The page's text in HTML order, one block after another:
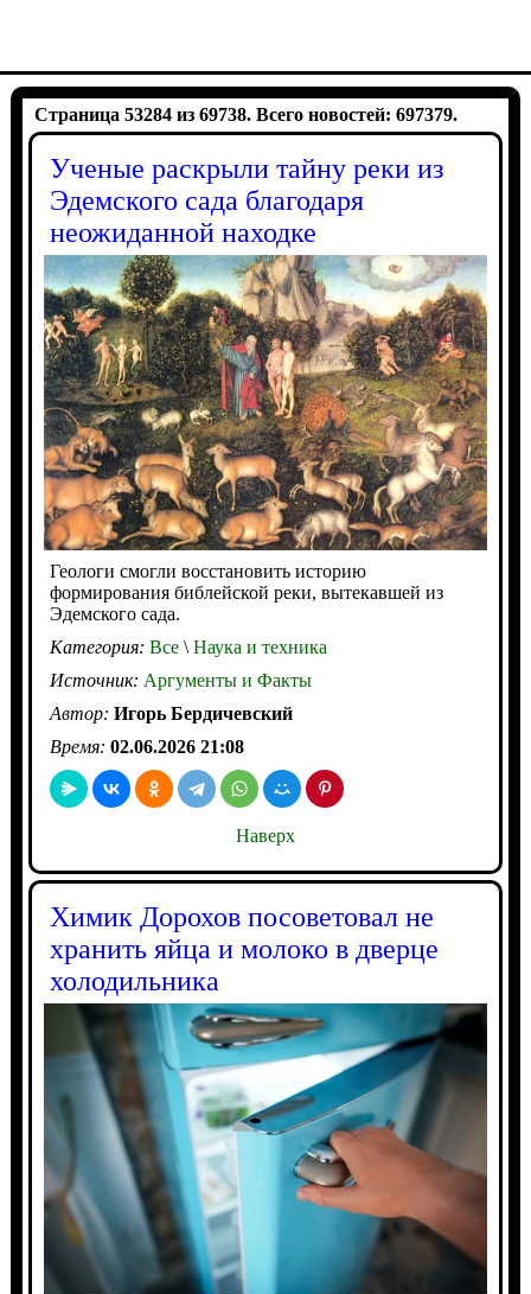
Страница 53284 из 69738. Всего новостей: 697379.
Ученые раскрыли тайну реки из
Эдемского сада благодаря
неожиданной находке
Геологи смогли восстановить историю
формирования библейской реки, вытекавшей из
Эдемского сада.
Категория: Все\Наука и техника
Источник: Аргументы и Факты
Автор: Игорь Бердичевский
Время: 02.06.2026 21:08
Наверх
Химик Дорохов посоветовал не
хранить яйца и молоко в дверце
холодильника